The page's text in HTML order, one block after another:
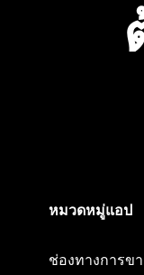
หมวดหมู่แอป
ช่องทางการข